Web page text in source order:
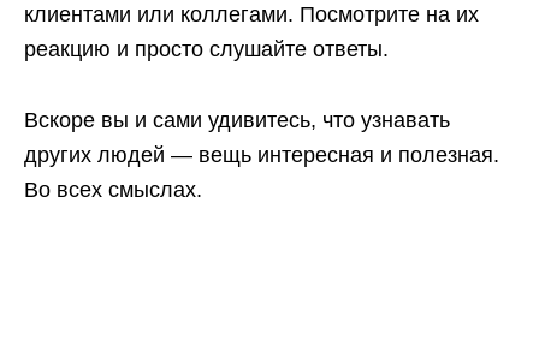
клиентами или коллегами. Посмотрите на их
реакцию и просто слушайте ответы.
Вскоре вы и сами удивитесь, что узнавать
других людей — вещь интересная и полезная.
Во всех смыслах.